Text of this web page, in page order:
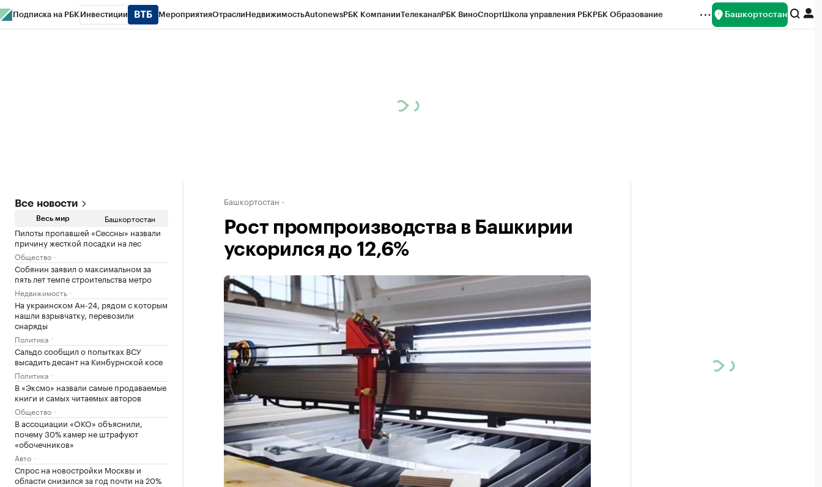
Подписка на РБК Инвестиции МероприятияОтраслиНедвижимостьAutonewsРБК КомпанииТелеканалРБК ВиноСпортШкола управления РБКРБК Образование Башкортостан
Все новости
Весь мир Башкортостан
Пилоты пропавшей «Сессны» назвали
причину жесткой посадки на лес
Общество
Собянин заявил о максимальном за
пять лет темпе строительства метро
Недвижимость
На украинском Ан-24, рядом с которым
нашли взрывчатку, перевозили
снаряды
Политика
Сальдо сообщил о попытках ВСУ
высадить десант на Кинбурнской косе
Политика
В «Эксмо» назвали самые продаваемые
книги и самых читаемых авторов
Общество
В ассоциации «ОКО» объяснили,
почему 30% камер не штрафуют
«обочечников»
Авто
Спрос на новостройки Москвы и
области снизился за год почти на 20%
Башкортостан
Рост промпроизводства в Башкирии
ускорился до 12,6%